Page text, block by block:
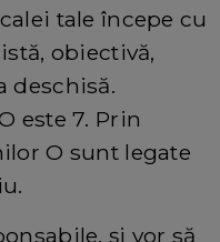
tale începe cu
obiectivă,
deschisă.
este 7. Prin
O sunt legate
și vor să